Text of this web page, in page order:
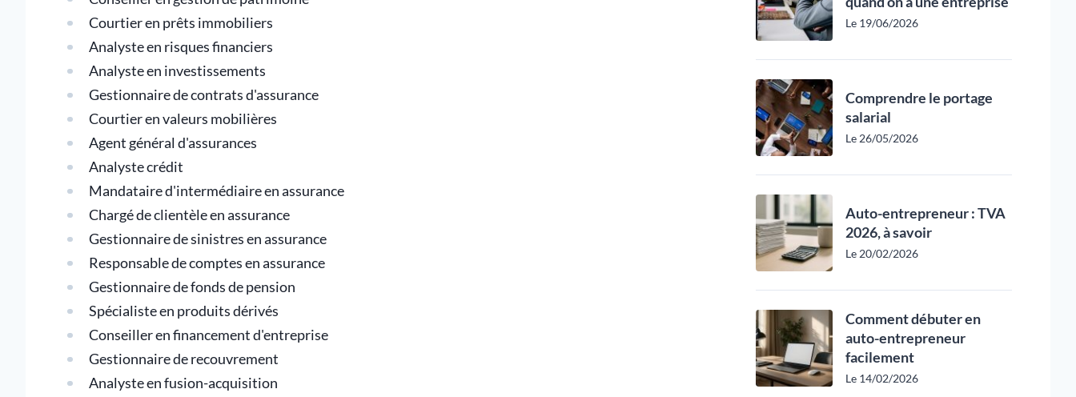
Courtier en prêts immobiliers
Analyste en risques financiers
Analyste en investissements
Gestionnaire de contrats d'assurance
Courtier en valeurs mobilières
Agent général d'assurances
Analyste crédit
Mandataire d'intermédiaire en assurance
Chargé de clientèle en assurance
Gestionnaire de sinistres en assurance
Responsable de comptes en assurance
Gestionnaire de fonds de pension
Spécialiste en produits dérivés
Conseiller en financement d'entreprise
Gestionnaire de recouvrement
Analyste en fusion-acquisition
Le 19/06/2026
Comprendre le portage
salarial
Le 26/05/2026
Auto-entrepreneur : TVA
2026, à savoir
Le 20/02/2026
Comment débuter en
auto-entrepreneur
facilement
Le 14/02/2026